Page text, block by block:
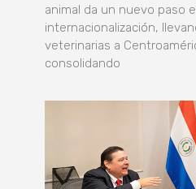
animal da un nuevo paso
internacionalización,
veterinarias a
consolidando